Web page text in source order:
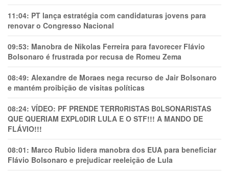
11:04: PT lança estratégia com candidaturas jovens para
renovar o Congresso Nacional
09:53: Manobra de Nikolas Ferreira para favorecer Flávio
Bolsonaro é frustrada por recusa de Romeu Zema
08:49: Alexandre de Moraes nega recurso de Jair Bolsonaro
e mantém proibição de visitas políticas
08:24: VÍDEO: PF PRENDE TERR0RlSTAS B0LSONARlSTAS
QUE QUERIAM EXPL0DlR LULA E O STF!!! A MANDO DE
FLÁVIO!!!
08:01: Marco Rubio lidera manobra dos EUA para beneficiar
Flávio Bolsonaro e prejudicar reeleição de Lula